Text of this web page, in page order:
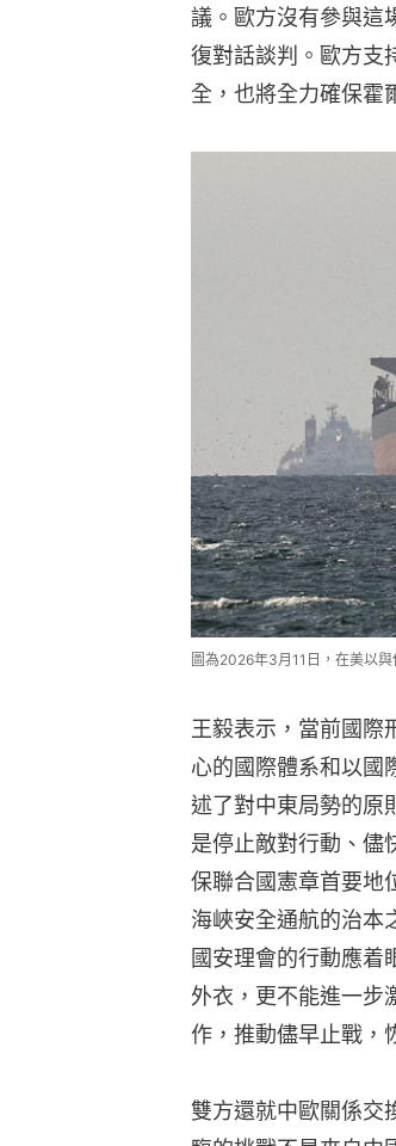
議。歐方沒有參與這
復對話談判。歐方支
全，也將全力確保霍
圖為2026年3月11日，在美以
王毅表示，當前國際
心的國際體系和以國
述了對中東局勢的原
是停止敵對行動、儘
保聯合國憲章首要地
海峽安全通航的治本
國安理會的行動應着
外衣，更不能進一步
作，推動儘早止戰，
雙方還就中歐關係交